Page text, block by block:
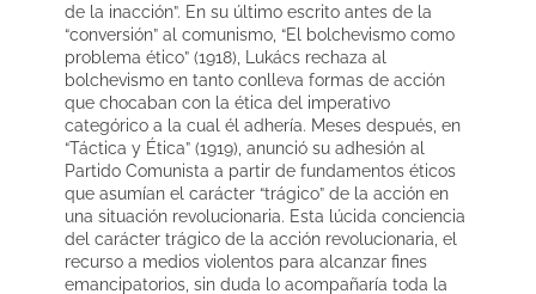
de la inacción”. En su último escrito antes de la
“conversión” al comunismo, “El bolchevismo como
problema ético” (1918), Lukács rechaza al
bolchevismo en tanto conlleva formas de acción
que chocaban con la ética del imperativo
categórico a la cual él adhería. Meses después, en
“Táctica y Ética” (1919), anunció su adhesión al
Partido Comunista a partir de fundamentos éticos
que asumían el carácter “trágico” de la acción en
una situación revolucionaria. Esta lúcida conciencia
del carácter trágico de la acción revolucionaria, el
recurso a medios violentos para alcanzar fines
emancipatorios, sin duda lo acompañaría toda la